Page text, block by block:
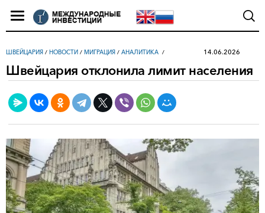
ШВЕЙЦАРИЯ / НОВОСТИ / МИГРАЦИЯ / АНАЛИТИКА 14.06.2026
Швейцария отклонила лимит населения